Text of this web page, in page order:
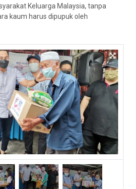
Keluarga Malaysia, tanpa
kaum harus dipupuk oleh